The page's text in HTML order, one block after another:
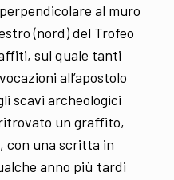
al muro
(nord) del Trofeo
sul quale tanti
all’apostolo
scavi archeologici
un graffito,
con una scritta in
anno più tardi